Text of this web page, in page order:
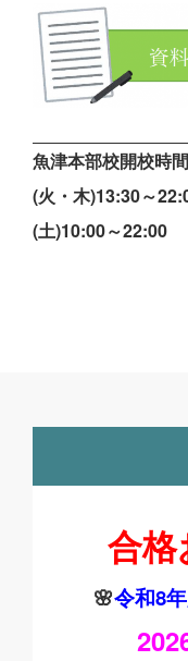
魚津本部校開校時間
(火・木)13:30～
(土)10:00～22:00
合
🌸令和8